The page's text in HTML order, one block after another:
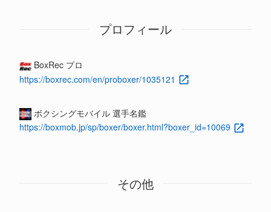
プロフィール
BoxRec プロ
https://boxrec.com/en/proboxer/1035121
ボクシングモバイル 選手名鑑
https://boxmob.jp/sp/boxer/boxer.html?boxer_id=10069
その他